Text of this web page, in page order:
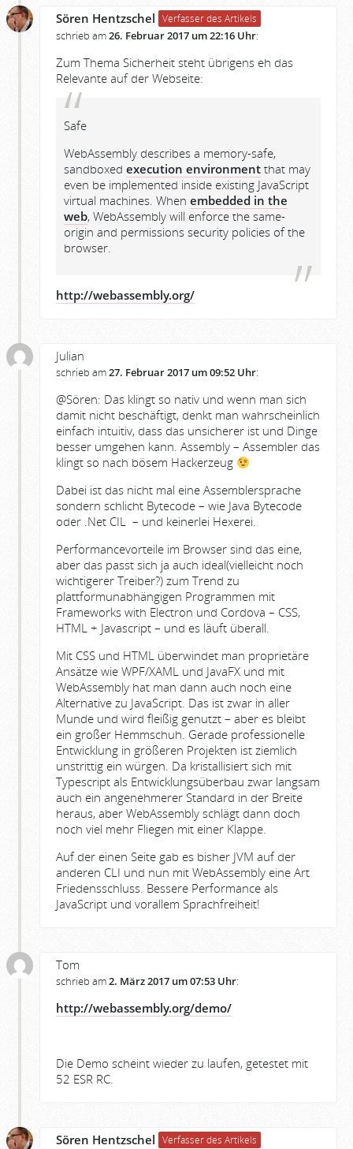
Sören Hentzschel Verfasser des Artikels
schrieb am26. Februar 2017 um 22:16 Uhr:
Zum Thema Sicherheit steht übrigens eh das
Relevante auf der Webseite:
Safe
WebAssembly describes a memory-safe,
sandboxed execution environment that may
even be implemented inside existing JavaScript
virtual machines. When embedded in the
web, WebAssembly will enforce the same-
origin and permissions security policies of the
browser.
http://webassembly.org/
Julian
schrieb am27. Februar 2017 um 09:52 Uhr:
@Sören: Das klingt so nativ und wenn man sich
damit nicht beschäftigt, denkt man wahrscheinlich
einfach intuitiv, dass das unsicherer ist und Dinge
besser umgehen kann. Assembly – Assembler das
klingt so nach bösem Hackerzeug
Dabei ist das nicht mal eine Assemblersprache
sondern schlicht Bytecode – wie Java Bytecode
oder .Net CIL – und keinerlei Hexerei.
Performancevorteile im Browser sind das eine,
aber das passt sich ja auch ideal(vielleicht noch
wichtigerer Treiber?) zum Trend zu
plattformunabhängigen Programmen mit
Frameworks with Electron und Cordova – CSS,
HTML + Javascript – und es läuft überall.
Mit CSS und HTML überwindet man proprietäre
Ansätze wie WPF/XAML und JavaFX und mit
WebAssembly hat man dann auch noch eine
Alternative zu JavaScript. Das ist zwar in aller
Munde und wird fleißig genutzt – aber es bleibt
ein großer Hemmschuh. Gerade professionelle
Entwicklung in größeren Projekten ist ziemlich
unstrittig ein würgen. Da kristallisiert sich mit
Typescript als Entwicklungsüberbau zwar langsam
auch ein angenehmerer Standard in der Breite
heraus, aber WebAssembly schlägt dann doch
noch viel mehr Fliegen mit einer Klappe.
Auf der einen Seite gab es bisher JVM auf der
anderen CLI und nun mit WebAssembly eine Art
Friedensschluss. Bessere Performance als
JavaScript und vorallem Sprachfreiheit!
Tom
schrieb am2. März 2017 um 07:53 Uhr:
http://webassembly.org/demo/
Die Demo scheint wieder zu laufen, getestet mit
52 ESR RC.
Sören Hentzschel Verfasser des Artikels